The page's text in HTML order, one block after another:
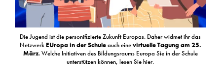
Die Jugend ist die personifizierte Zukunft Europas. Daher widmet ihr das
Netzwerk EUropa in der Schuleauch einevirtuelle Tagung am 25.
März. Welche Initiativen des Bildungsraums Europa Sie in der Schule
unterstützen können, lesen Sie hier.